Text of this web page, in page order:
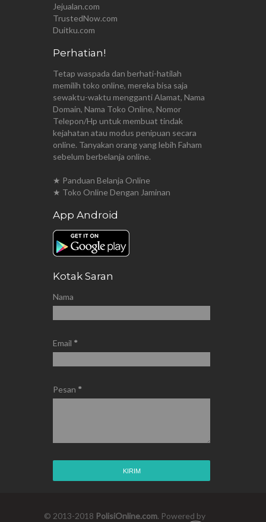
Jejualan.com
TrustedNow.com
Duitku.com
Perhatian!
Tetap waspada dan berhati-hatilah
memilih toko online, mereka bisa saja
sewaktu-waktu mengganti Alamat, Nama
Domain, Nama Toko Online, Nomor
Telepon/Hp untuk membuat tindak
kejahatan atau modus penipuan secara
online. Tanyakan orang yang lebih Faham
sebelum berbelanja online.
★ Panduan Belanja Online
★ Toko Online Dengan Jaminan
App Android
Kotak Saran
Nama
Email *
Pesan *
© 2013-2018 PolisiOnline.com. Powered by